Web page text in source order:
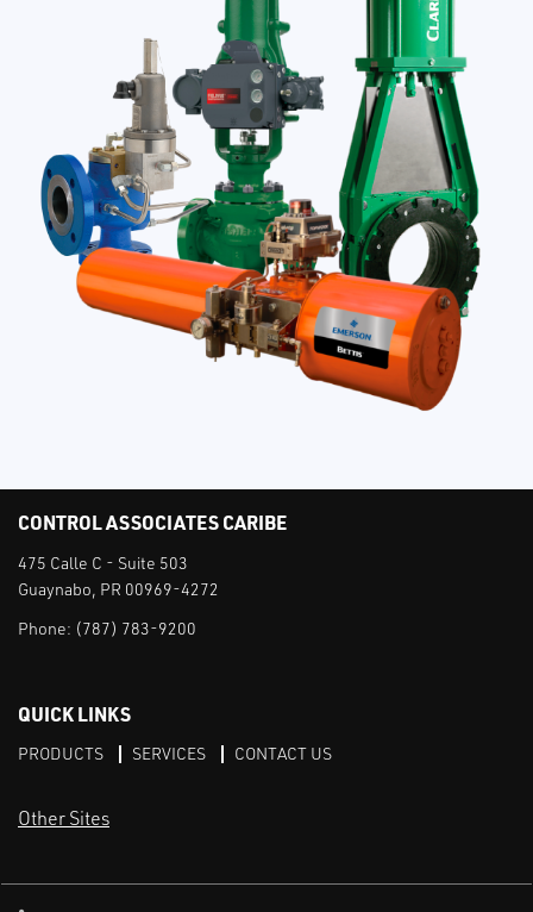
CONTROL ASSOCIATES CARIBE
475 Calle C - Suite 503
Guaynabo, PR 00969-4272
Phone: (787) 783-9200
QUICK LINKS
PRODUCTS SERVICES CONTACT US
Other Sites